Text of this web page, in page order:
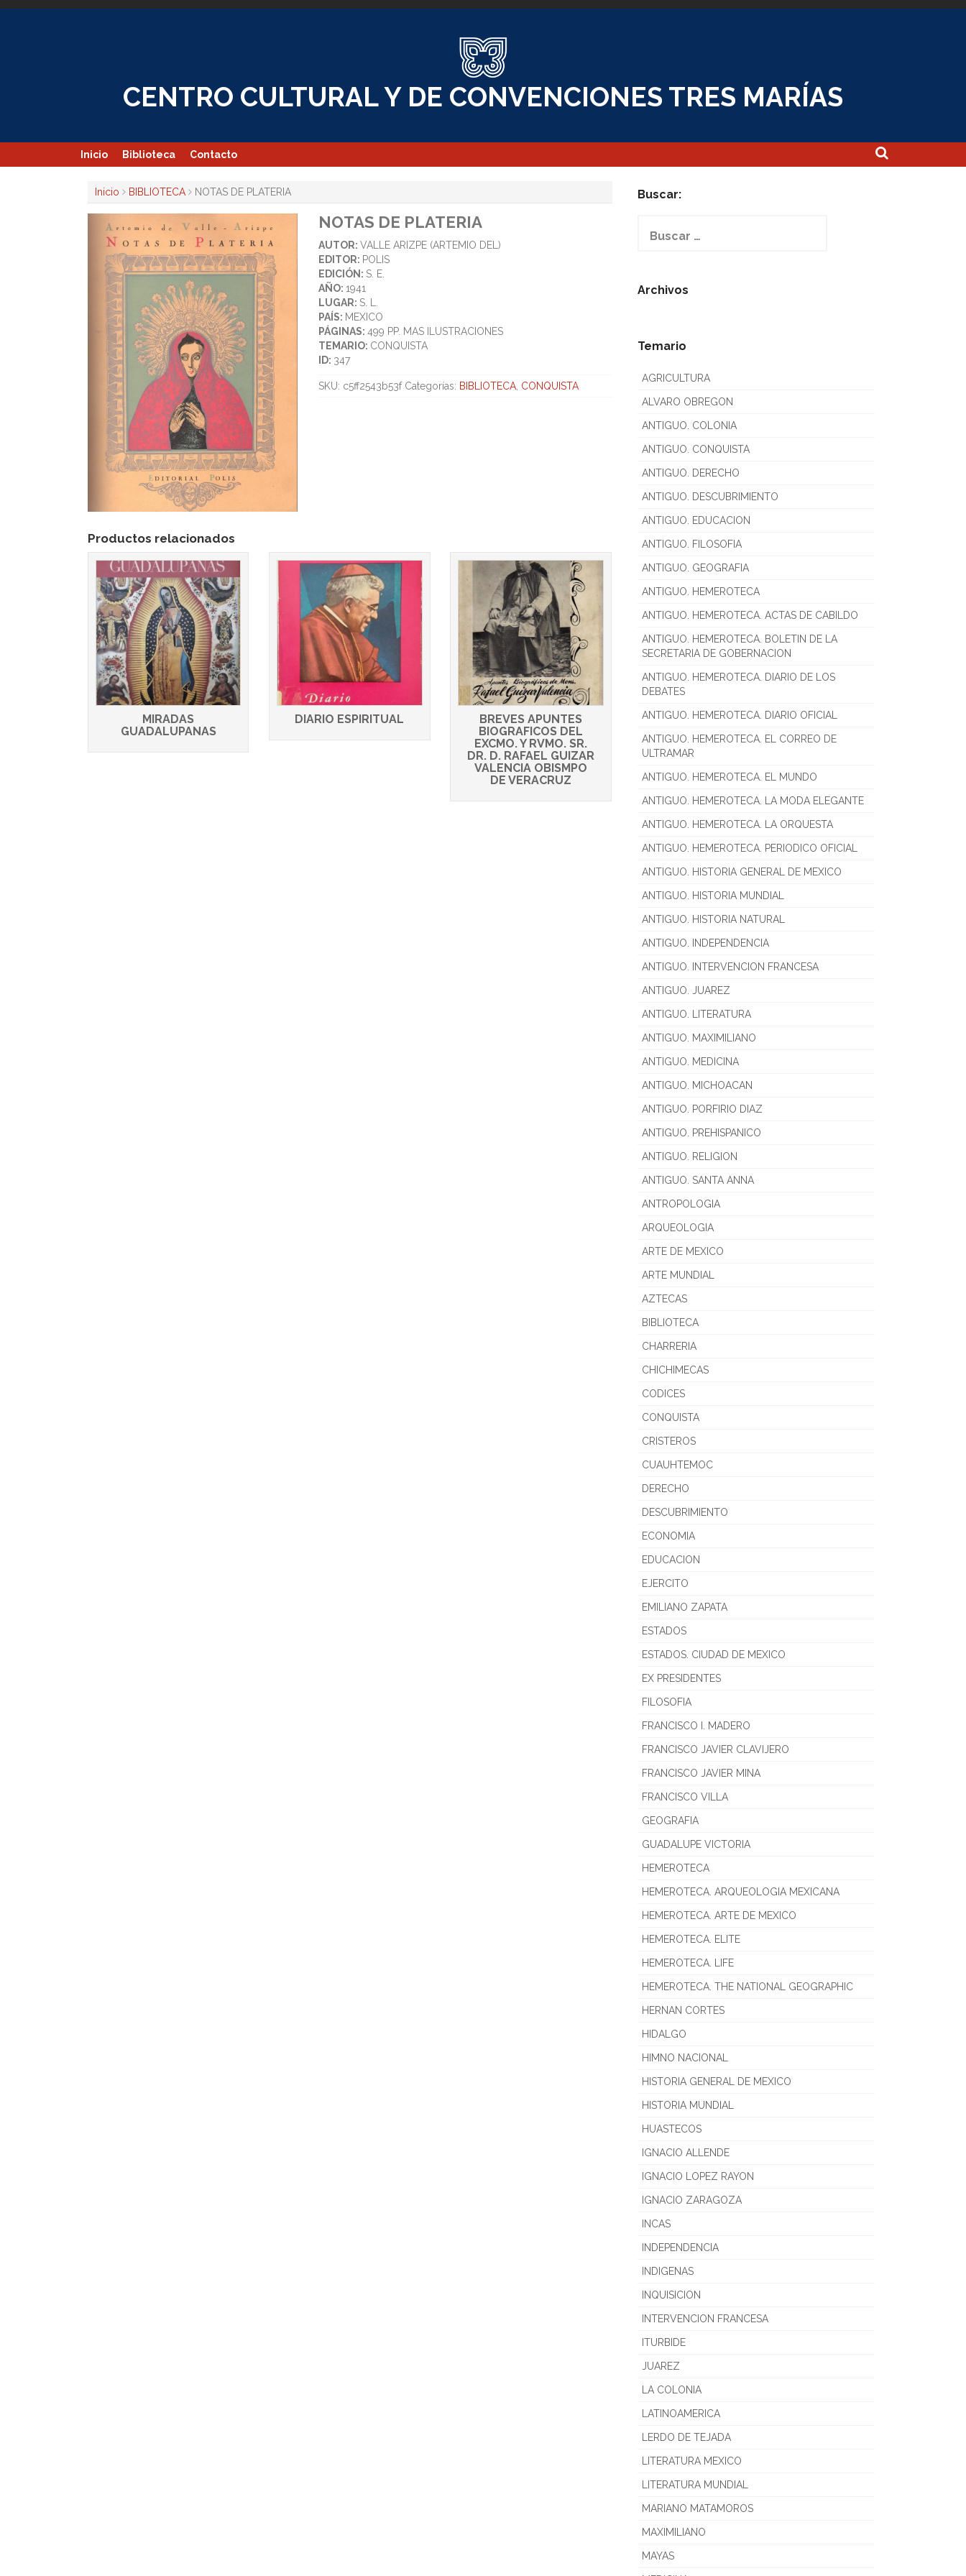
Skip
CENTRO CULTURAL Y DE CONVENCIONES TRES MARÍAS
Inicio Biblioteca Contacto
Inicio BIBLIOTECA NOTAS DE PLATERIA
NOTAS DE PLATERIA
AUTOR:VALLE ARIZPE (ARTEMIO DEL)
EDITOR: POLIS
EDICIÓN: S. E.
AÑO:1941
LUGAR: S. L.
PAÍS: MEXICO
PÁGINAS:499 PP. MAS ILUSTRACIONES
TEMARIO: CONQUISTA
ID: 347
SKU: c5ff2543b53f Categorías: BIBLIOTECA CONQUISTA
Productos relacionados
MIRADAS
GUADALUPANAS
DIARIO ESPIRITUAL
BREVES APUNTES
BIOGRAFICOS DEL
EXCMO. Y RVMO. SR.
DR. D. RAFAEL GUIZAR
VALENCIA OBISMPO
DE VERACRUZ
Buscar:
Archivos
Temario
AGRICULTURA
ALVARO OBREGON
ANTIGUO. COLONIA
ANTIGUO. CONQUISTA
ANTIGUO. DERECHO
ANTIGUO. DESCUBRIMIENTO
ANTIGUO. EDUCACION
ANTIGUO. FILOSOFIA
ANTIGUO. GEOGRAFIA
ANTIGUO. HEMEROTECA
ANTIGUO. HEMEROTECA. ACTAS DE CABILDO
ANTIGUO. HEMEROTECA. BOLETIN DE LA
SECRETARIA DE GOBERNACION
ANTIGUO. HEMEROTECA. DIARIO DE LOS
DEBATES
ANTIGUO. HEMEROTECA. DIARIO OFICIAL
ANTIGUO. HEMEROTECA. EL CORREO DE
ULTRAMAR
ANTIGUO. HEMEROTECA. EL MUNDO
ANTIGUO. HEMEROTECA. LA MODA ELEGANTE
ANTIGUO. HEMEROTECA. LA ORQUESTA
ANTIGUO. HEMEROTECA. PERIODICO OFICIAL
ANTIGUO. HISTORIA GENERAL DE MEXICO
ANTIGUO. HISTORIA MUNDIAL
ANTIGUO. HISTORIA NATURAL
ANTIGUO. INDEPENDENCIA
ANTIGUO. INTERVENCION FRANCESA
ANTIGUO. JUAREZ
ANTIGUO. LITERATURA
ANTIGUO. MAXIMILIANO
ANTIGUO. MEDICINA
ANTIGUO. MICHOACAN
ANTIGUO. PORFIRIO DIAZ
ANTIGUO. PREHISPANICO
ANTIGUO. RELIGION
ANTIGUO. SANTA ANNA
ANTROPOLOGIA
ARQUEOLOGIA
ARTE DE MEXICO
ARTE MUNDIAL
AZTECAS
BIBLIOTECA
CHARRERIA
CHICHIMECAS
CODICES
CONQUISTA
CRISTEROS
CUAUHTEMOC
DERECHO
DESCUBRIMIENTO
ECONOMIA
EDUCACION
EJERCITO
EMILIANO ZAPATA
ESTADOS
ESTADOS. CIUDAD DE MEXICO
EX PRESIDENTES
FILOSOFIA
FRANCISCO I. MADERO
FRANCISCO JAVIER CLAVIJERO
FRANCISCO JAVIER MINA
FRANCISCO VILLA
GEOGRAFIA
GUADALUPE VICTORIA
HEMEROTECA
HEMEROTECA. ARQUEOLOGIA MEXICANA
HEMEROTECA. ARTE DE MEXICO
HEMEROTECA. ELITE
HEMEROTECA. LIFE
HEMEROTECA. THE NATIONAL GEOGRAPHIC
HERNAN CORTES
HIDALGO
HIMNO NACIONAL
HISTORIA GENERAL DE MEXICO
HISTORIA MUNDIAL
HUASTECOS
IGNACIO ALLENDE
IGNACIO LOPEZ RAYON
IGNACIO ZARAGOZA
INCAS
INDEPENDENCIA
INDIGENAS
INQUISICION
INTERVENCION FRANCESA
ITURBIDE
JUAREZ
LA COLONIA
LATINOAMERICA
LERDO DE TEJADA
LITERATURA MEXICO
LITERATURA MUNDIAL
MARIANO MATAMOROS
MAXIMILIANO
MAYAS